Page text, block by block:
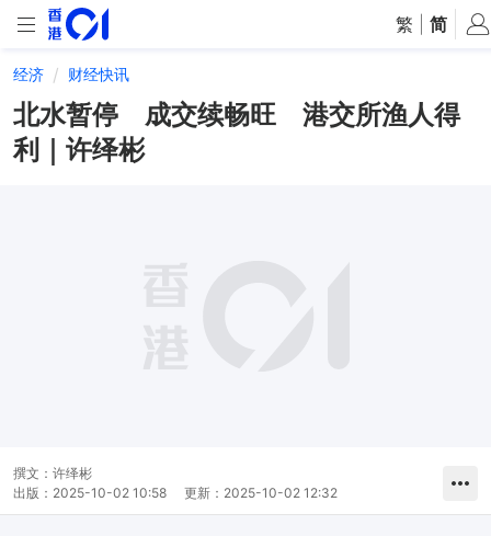
繁 简
经济 财经快讯
北水暂停 成交续畅旺 港交所渔人得
利｜许绎彬
撰文： 许绎彬
出版： 2025-10-02 10:58 更新： 2025-10-02 12:32